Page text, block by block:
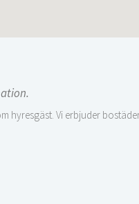
Vi erbjuder